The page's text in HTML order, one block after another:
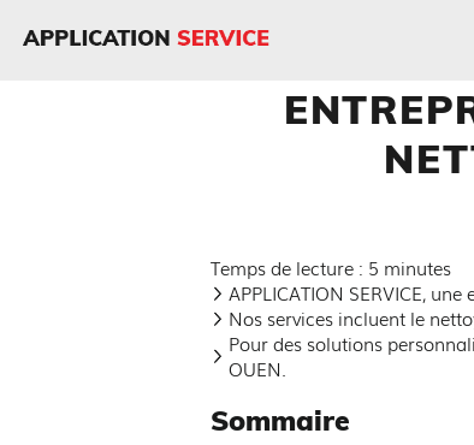
APPLICATION
Temps de lecture : 5 minutes
APPLICATION SERVICE,
Nos services incluent le
Pour des solutions
OUEN.
Sommaire